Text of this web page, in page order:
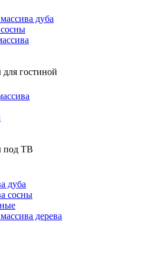
дуба
гостиной
под ТВ
дуба
сосны
дерева